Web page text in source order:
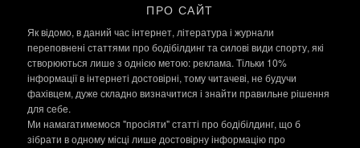
ПРО САЙТ
Як відомо, в даний час інтернет, література і журнали
переповнені статтями про бодібілдинг та силові види спорту, які
створюються лише з однією метою: реклама. Тільки 10%
інформації в інтернеті достовірні, тому читачеві, не будучи
фахівцем, дуже складно визначитися і знайти правильне рішення
для себе.
Ми намагатимемося "просіяти" статті про бодібілдинг, що б
зібрати в одному місці лише достовірну інформацію про